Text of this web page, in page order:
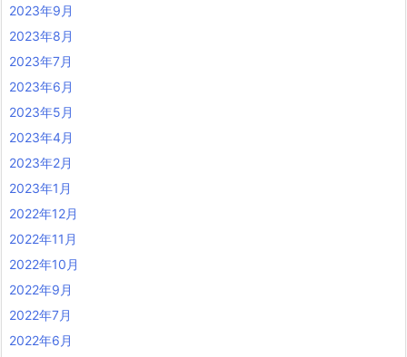
2023年9月
2023年8月
2023年7月
2023年6月
2023年5月
2023年4月
2023年2月
2023年1月
2022年12月
2022年11月
2022年10月
2022年9月
2022年7月
2022年6月